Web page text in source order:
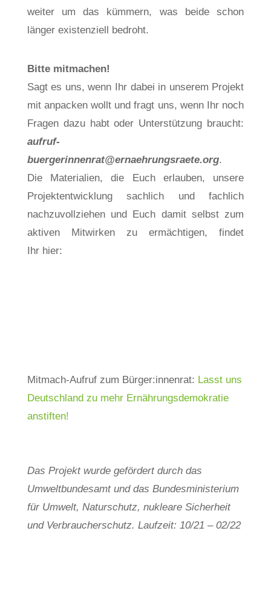
weiter um das kümmern, was beide schon
länger existenziell bedroht.
Bitte mitmachen!
Sagt es uns, wenn Ihr dabei in unserem Projekt
mit anpacken wollt und fragt uns, wenn Ihr noch
Fragen dazu habt oder Unterstützung braucht:
aufruf-
buergerinnenrat@ernaehrungsraete.org.
Die Materialien, die Euch erlauben, unsere
Projektentwicklung sachlich und fachlich
nachzuvollziehen und Euch damit selbst zum
aktiven Mitwirken zu ermächtigen, findet
Ihr hier:
Mitmach-Aufruf zum Bürger:innenrat: Lasst uns
Deutschland zu mehr Ernährungsdemokratie
anstiften!
Das Projekt wurde gefördert durch das
Umweltbundesamt und das Bundesministerium
für Umwelt, Naturschutz, nukleare Sicherheit
und Verbraucherschutz. Laufzeit: 10/21 – 02/22